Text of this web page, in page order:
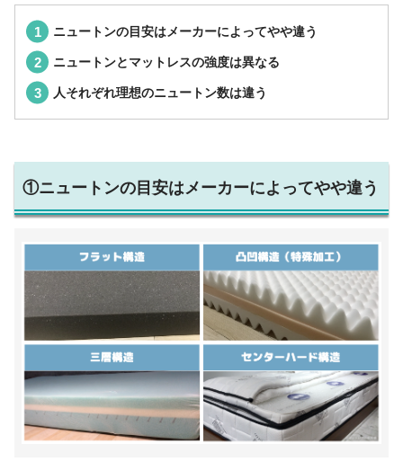
ニュートンの目安はメーカーによってやや違う
ニュートンとマットレスの強度は異なる
人それぞれ理想のニュートン数は違う
①ニュートンの目安はメーカーによってやや違う